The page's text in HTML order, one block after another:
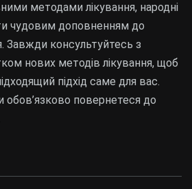
методами лікування, народні
чудовим доповненням до
Завжди консультуйтесь з
нових методів лікування, щоб
підхід саме для вас.
обов’язково повернетеся до